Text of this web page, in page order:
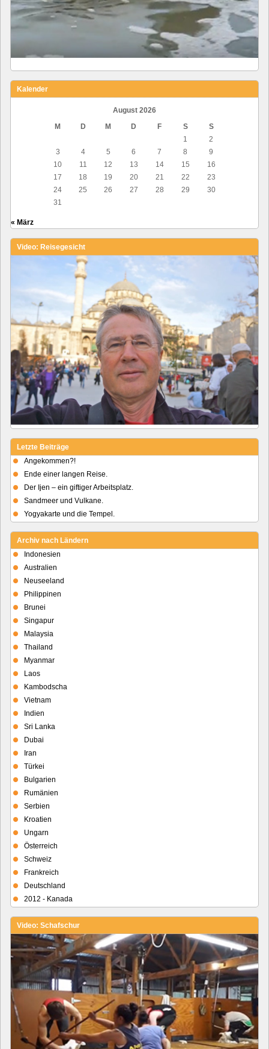
Kalender
August 2026
M
D M D F S
S
1
2
3
4 5 6 7 8
9
10
11 12 13 14 15
16
17
18 19 20 21 22
23
24
25 26 27 28 29
30
31
« März
Video: Reisegesicht
Letzte Beiträge
Angekommen?!
Ende einer langen Reise.
Der Ijen – ein giftiger Arbeitsplatz.
Sandmeer und Vulkane.
Yogyakarte und die Tempel.
Archiv nach Ländern
Indonesien
Australien
Neuseeland
Philippinen
Brunei
Singapur
Malaysia
Thailand
Myanmar
Laos
Kambodscha
Vietnam
Indien
Sri Lanka
Dubai
Iran
Türkei
Bulgarien
Rumänien
Serbien
Kroatien
Ungarn
Österreich
Schweiz
Frankreich
Deutschland
2012 - Kanada
Video: Schafschur